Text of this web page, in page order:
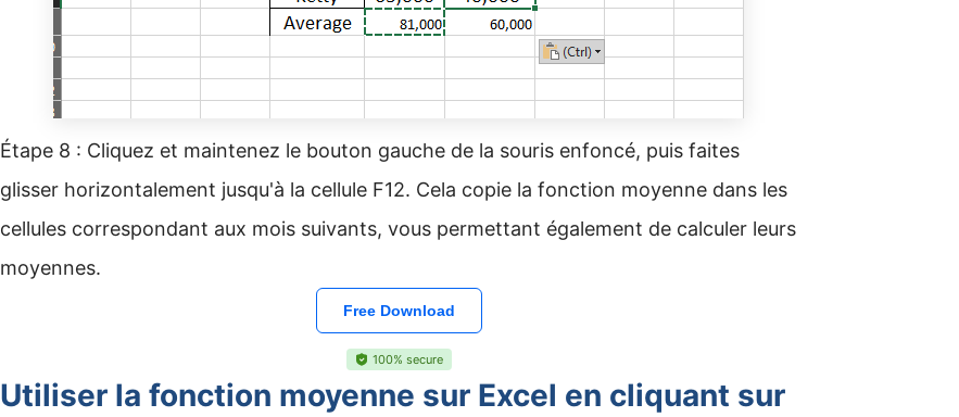
Étape 8 : Cliquez et maintenez le bouton gauche de la souris enfoncé, puis faites
glisser horizontalement jusqu'à la cellule F12. Cela copie la fonction moyenne dans les
cellules correspondant aux mois suivants, vous permettant également de calculer leurs
moyennes.
Free Download
100% secure
Utiliser la fonction moyenne sur Excel en cliquant sur